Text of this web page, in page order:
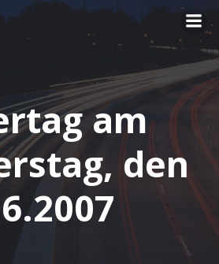
Zum
springen
am
den